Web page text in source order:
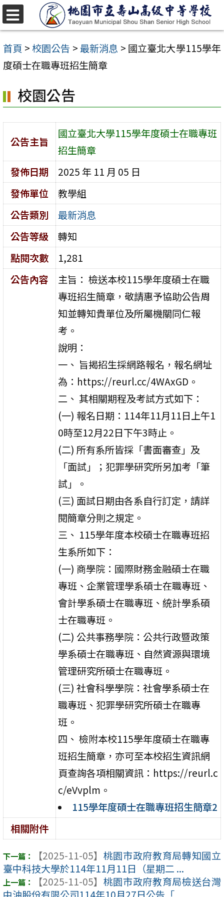
跳
至
主
要
容
區
首頁 >校園公告 >最新消息 > 國立臺北大學115學年
度碩士在職專班招生簡章
校園公告
公告主旨
國立臺北大學115學年度碩士在職專班
招生簡章
發佈日期
2025 年 11 月 05 日
發佈單位
教學組
公告類別
最新消息
公告等級
轉知
點閱次數
1,281
公告內容
主旨： 檢送本校115學年度碩士在職
專班招生簡章，敬請惠予協助公告周
知並轉知貴單位及所屬機關同仁報
考。
說明：
一、 旨揭招生採網路報名，報名網址
為：https://reurl.cc/4WAxGD。
二、 其相關期程及考試方式如下：
(一) 報名日期：114年11月11日上午1
0時至12月22日下午3時止。
(二) 所有系所皆採「書面審查」及
「面試」；犯罪學研究所另加考「筆
試」。
(三) 面試日期由各系自行訂定，請詳
閱簡章分則之規定。
三、 115學年度本校碩士在職專班招
生系所如下：
(一) 商學院：國際財務金融碩士在職
專班、企業管理學系碩士在職專班、
會計學系碩士在職專班、統計學系碩
士在職專班。
(二) 公共事務學院：公共行政暨政策
學系碩士在職專班、自然資源與環境
管理研究所碩士在職專班。
(三) 社會科學學院：社會學系碩士在
職專班、犯罪學研究所碩士在職專
班。
四、 檢附本校115學年度碩士在職專
班招生簡章，亦可至本校招生資訊網
頁查詢各項相關資訊：https://reurl.c
c/eVvplm。
115學年度碩士在職專班招生簡章2
相關附件
【2025-11-05】 桃園市政府教育局轉知國立
臺中科技大學於114年11月11日（星期二 ...
【2025-11-05】 桃園市政府教育局檢送台灣
選
單